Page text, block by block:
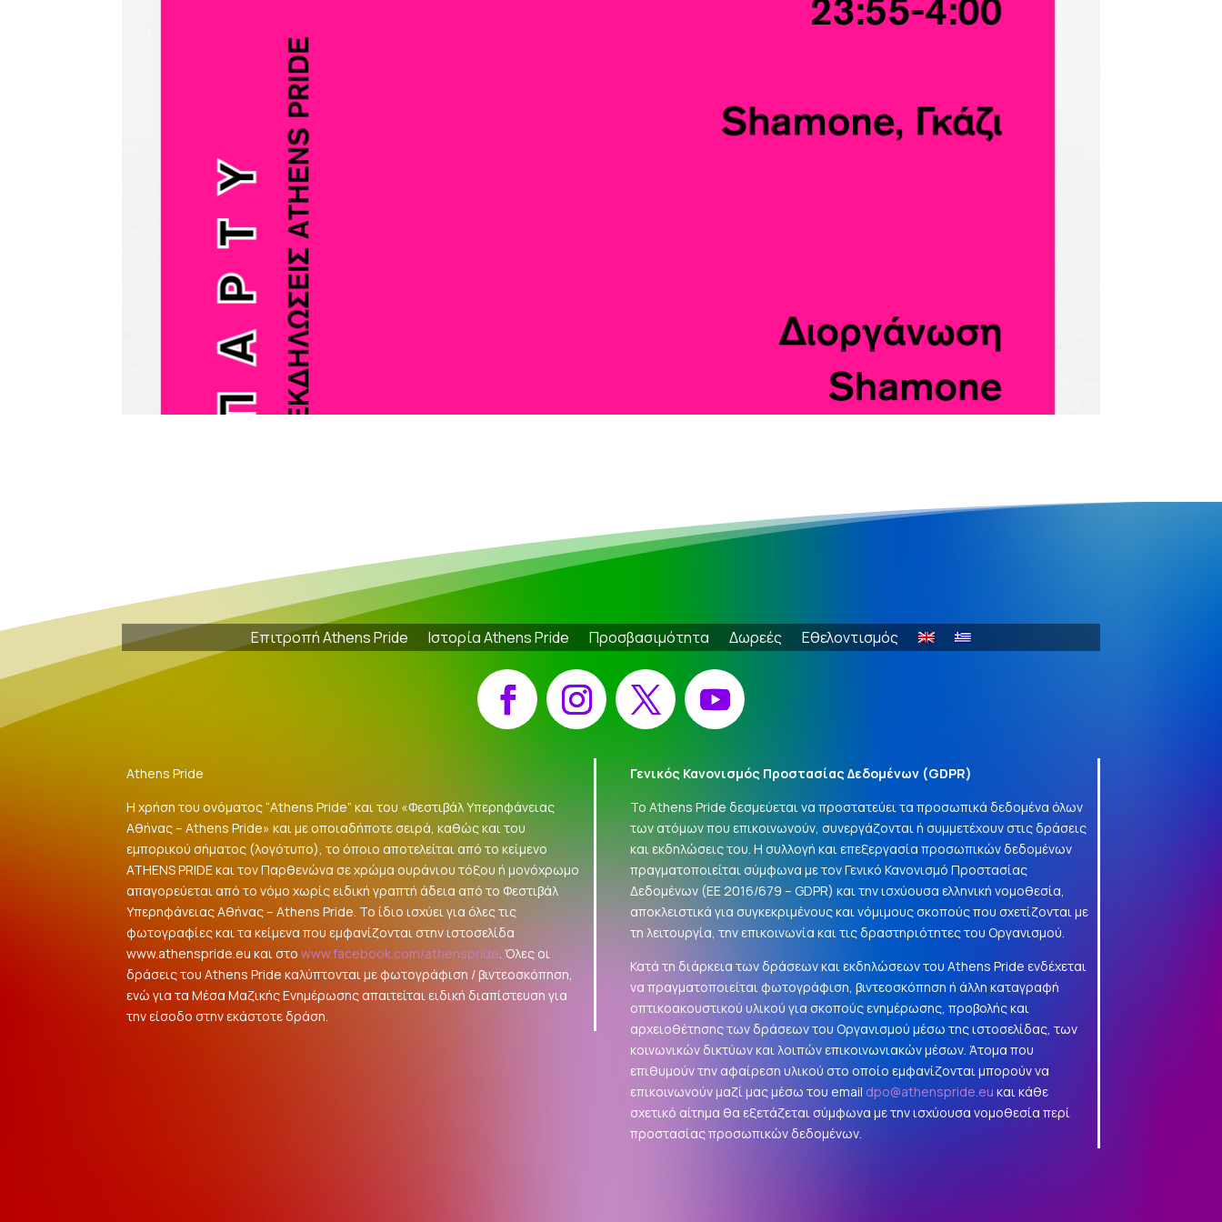
Επιτροπή Athens Pride Ιστορία Athens Pride Προσβασιμότητα Δωρεές Εθελοντισμός
Facebook Instagram X YouTube
Athens Pride
Η χρήση του ονόματος “Athens Pride” και του «Φεστιβάλ Υπερηφάνειας
Αθήνας – Athens Pride» και με οποιαδήποτε σειρά, καθώς και του
εμπορικού σήματος (λογότυπο), το όποιο αποτελείται από το κείμενο
ATHENS PRIDE και τον Παρθενώνα σε χρώμα ουράνιου τόξου ή μονόχρωμο
απαγορεύεται από το νόμο χωρίς ειδική γραπτή άδεια από το Φεστιβάλ
Υπερηφάνειας Αθήνας – Athens Pride. Το ίδιο ισχύει για όλες τις
φωτογραφίες και τα κείμενα που εμφανίζονται στην ιστοσελίδα
www.athenspride.eu και στοwww.facebook.com/athenspride. Όλες οι
δράσεις του Athens Pride καλύπτονται με φωτογράφιση / βιντεοσκόπηση,
ενώ για τα Μέσα Μαζικής Ενημέρωσης απαιτείται ειδική διαπίστευση για
την είσοδο στην εκάστοτε δράση.
Γενικός Κανονισμός Προστασίας Δεδομένων (GDPR)
Το Athens Pride δεσμεύεται να προστατεύει τα προσωπικά δεδομένα όλων
των ατόμων που επικοινωνούν, συνεργάζονται ή συμμετέχουν στις δράσεις
και εκδηλώσεις του. Η συλλογή και επεξεργασία προσωπικών δεδομένων
πραγματοποιείται σύμφωνα με τον Γενικό Κανονισμό Προστασίας
Δεδομένων (ΕΕ 2016/679 –GDPR) και την ισχύουσα ελληνική νομοθεσία,
αποκλειστικά για συγκεκριμένους και νόμιμους σκοπούς που σχετίζονται με
τη λειτουργία, την επικοινωνία και τις δραστηριότητες του Οργανισμού.
Κατά τη διάρκεια των δράσεων και εκδηλώσεων του Athens Pride ενδέχεται
να πραγματοποιείται φωτογράφιση, βιντεοσκόπηση ή άλλη καταγραφή
οπτικοακουστικού υλικού για σκοπούς ενημέρωσης, προβολής και
αρχειοθέτησης των δράσεων του Οργανισμού μέσω της ιστοσελίδας, των
κοινωνικών δικτύων και λοιπών επικοινωνιακών μέσων. Άτομα που
επιθυμούν την αφαίρεση υλικού στο οποίο εμφανίζονται μπορούν να
επικοινωνούν μαζί μας μέσω του email dpo@athenspride.eu και κάθε
σχετικό αίτημα θα εξετάζεται σύμφωνα με την ισχύουσα νομοθεσία περί
προστασίας προσωπικών δεδομένων.